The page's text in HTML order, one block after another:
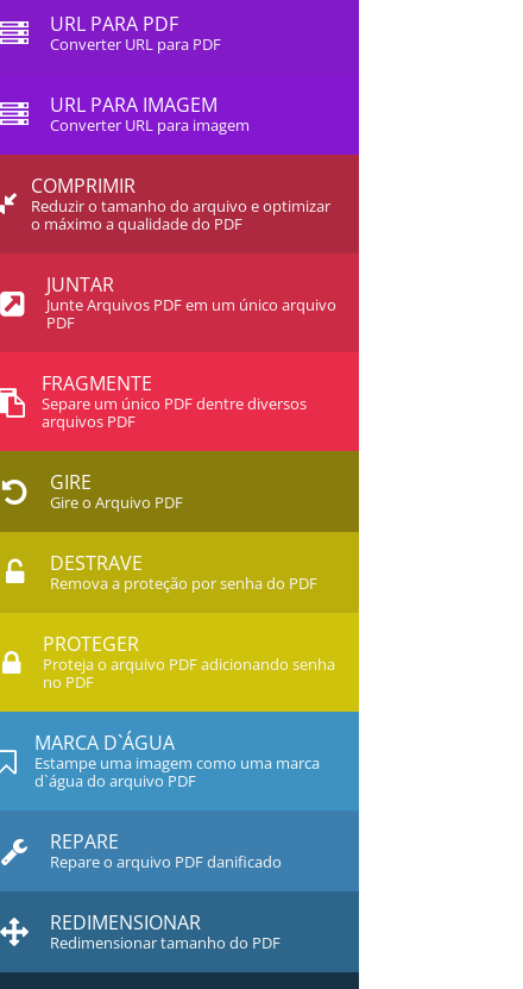
URL PARA PDF
Converter URL para PDF
URL PARA IMAGEM
Converter URL para imagem
COMPRIMIR
Reduzir o tamanho do arquivo e optimizar
o máximo a qualidade do PDF
JUNTAR
Junte Arquivos PDF em um único arquivo
PDF
FRAGMENTE
Separe um único PDF dentre diversos
arquivos PDF
GIRE
Gire o Arquivo PDF
DESTRAVE
Remova a proteção por senha do PDF
PROTEGER
Proteja o arquivo PDF adicionando senha
no PDF
MARCA D`ÁGUA
Estampe uma imagem como uma marca
d`água do arquivo PDF
REPARE
Repare o arquivo PDF danificado
REDIMENSIONAR
Redimensionar tamanho do PDF